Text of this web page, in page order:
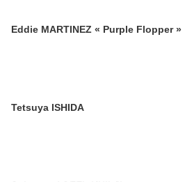
Eddie MARTINEZ « Purple Flopper »
Tetsuya ISHIDA